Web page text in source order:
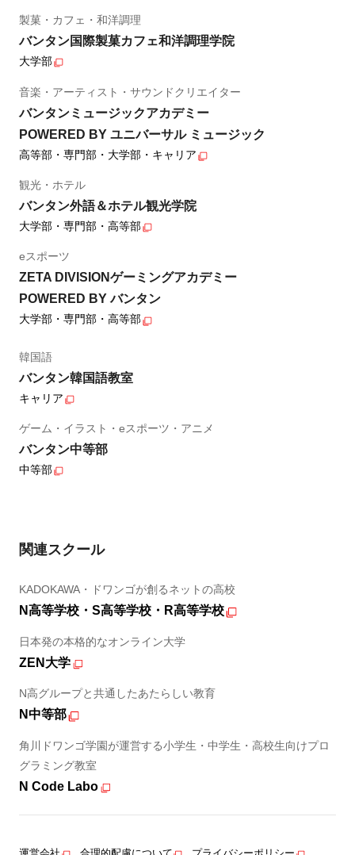
製菓・カフェ・和洋調理
バンタン国際製菓カフェ和洋調理学院
大学部
音楽・アーティスト・サウンドクリエイター
バンタンミュージックアカデミー
POWERED BY ユニバーサル ミュージック
高等部・専門部・大学部・キャリア
観光・ホテル
バンタン外語＆ホテル観光学院
大学部・専門部・高等部
eスポーツ
ZETA DIVISIONゲーミングアカデミー
POWERED BY バンタン
大学部・専門部・高等部
韓国語
バンタン韓国語教室
キャリア
ゲーム・イラスト・eスポーツ・アニメ
バンタン中等部
中等部
関連スクール
KADOKAWA・ドワンゴが創るネットの高校
N高等学校・S高等学校・R高等学校
日本発の本格的なオンライン大学
ZEN大学
N高グループと共通したあたらしい教育
N中等部
角川ドワンゴ学園が運営する小学生・中学生・高校生向けプロ
グラミング教室
N Code Labo